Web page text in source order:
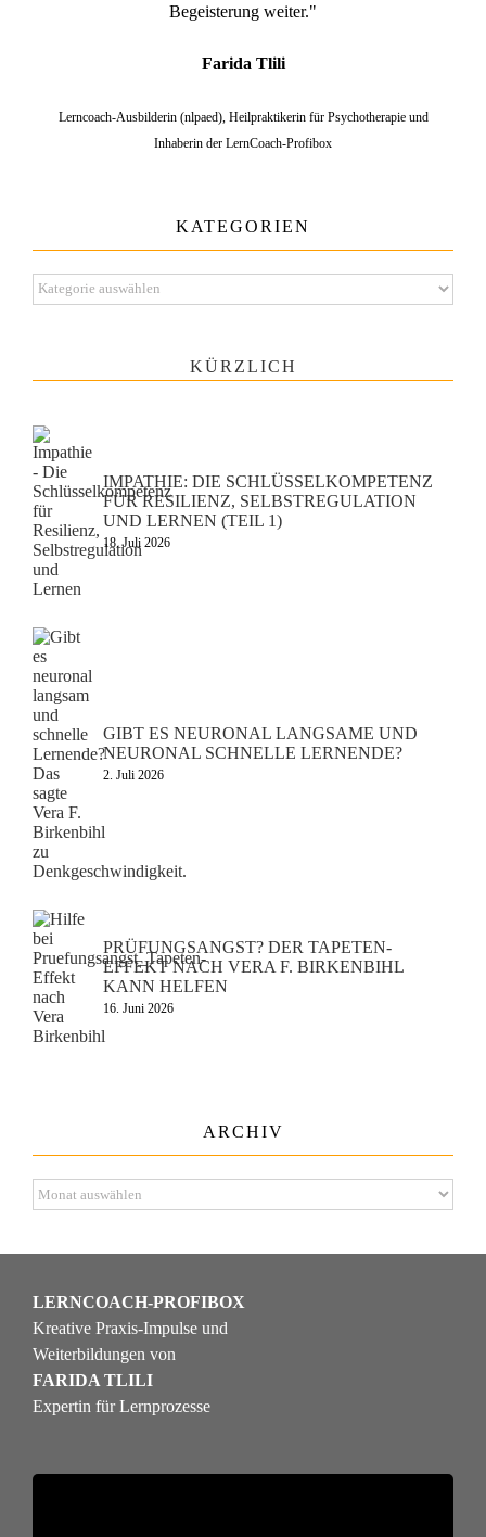
Begeisterung weiter."
Farida Tlili
Lerncoach-Ausbilderin (nlpaed), Heilpraktikerin für Psychotherapie und
Inhaberin der LernCoach-Profibox
KATEGORIEN
Kategorien
KÜRZLICH
IMPATHIE: DIE SCHLÜSSELKOMPETENZ
FÜR RESILIENZ, SELBSTREGULATION
UND LERNEN (TEIL 1)
18. Juli 2026
GIBT ES NEURONAL LANGSAME UND
NEURONAL SCHNELLE LERNENDE?
2. Juli 2026
PRÜFUNGSANGST? DER TAPETEN-
EFFEKT NACH VERA F. BIRKENBIHL
KANN HELFEN
16. Juni 2026
ARCHIV
Archiv
LERNCOACH-PROFIBOX
Kreative Praxis-Impulse und
Weiterbildungen von
FARIDA TLILI
Expertin für Lernprozesse